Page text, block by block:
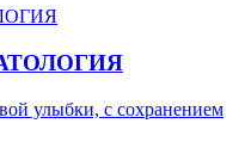
улыбки, с сохранением